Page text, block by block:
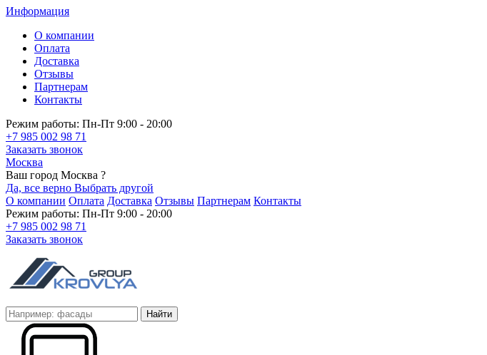
Информация
О компании
Оплата
Доставка
Отзывы
Партнерам
Контакты
Режим работы: Пн-Пт 9:00 - 20:00
+7 985 002 98 71
Заказать звонок
Москва
Ваш город Москва ?
Да, все верно Выбрать другой
О компании Оплата Доставка Отзывы Партнерам Контакты
Режим работы: Пн-Пт 9:00 - 20:00
+7 985 002 98 71
Заказать звонок
Найти